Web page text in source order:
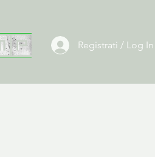
Registrati / Log In